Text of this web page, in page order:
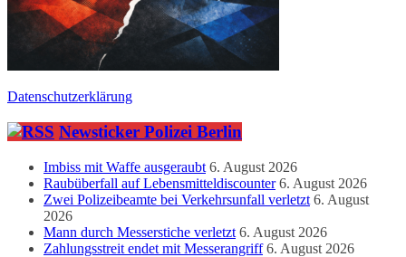
Datenschutzerklärung
Newsticker Polizei Berlin
Imbiss mit Waffe ausgeraubt 6. August 2026
Raubüberfall auf Lebensmitteldiscounter 6. August 2026
Zwei Polizeibeamte bei Verkehrsunfall verletzt 6. August
2026
Mann durch Messerstiche verletzt 6. August 2026
Zahlungsstreit endet mit Messerangriff 6. August 2026